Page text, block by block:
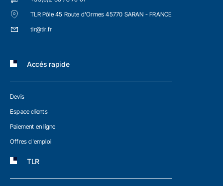
TLR Pôle 45 Route d'Ormes 45770 SARAN - FRANCE
tlr@tlr.fr
Accés rapide
Devis
Espace clients
Paiement en ligne
Offres d'emploi
TLR